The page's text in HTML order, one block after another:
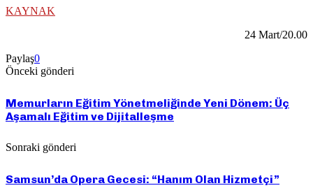
KAYNAK
24 Mart/20.00
Paylaş0
Önceki gönderi
Memurların Eğitim Yönetmeliğinde Yeni Dönem: Üç
Aşamalı Eğitim ve Dijitalleşme
Sonraki gönderi
Samsun’da Opera Gecesi: “Hanım Olan Hizmetçi”